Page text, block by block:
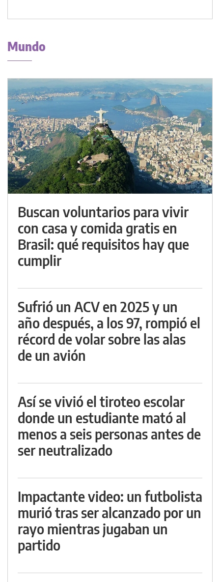
Mundo
Buscan voluntarios para vivir
con casa y comida gratis en
Brasil: qué requisitos hay que
cumplir
Sufrió un ACV en 2025 y un
año después, a los 97, rompió el
récord de volar sobre las alas
de un avión
Así se vivió el tiroteo escolar
donde un estudiante mató al
menos a seis personas antes de
ser neutralizado
Impactante video: un futbolista
murió tras ser alcanzado por un
rayo mientras jugaban un
partido